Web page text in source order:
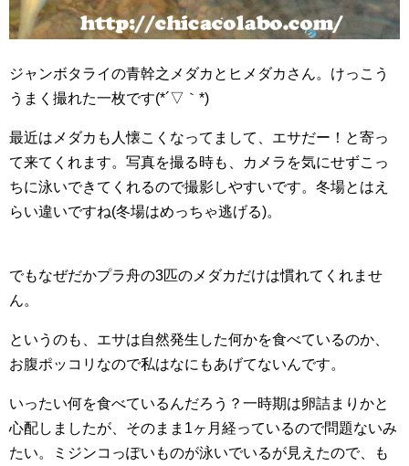
ジャンボタライの青幹之メダカとヒメダカさん。けっこう
うまく撮れた一枚です(*´▽｀*)
最近はメダカも人懐こくなってまして、エサだー！と寄っ
て来てくれます。写真を撮る時も、カメラを気にせずこっ
ちに泳いできてくれるので撮影しやすいです。冬場とはえ
らい違いですね(冬場はめっちゃ逃げる)。
でもなぜだかプラ舟の3匹のメダカだけは慣れてくれませ
ん。
というのも、エサは自然発生した何かを食べているのか、
お腹ポッコリなので私はなにもあげてないんです。
いったい何を食べているんだろう？一時期は卵詰まりかと
心配しましたが、そのまま1ヶ月経っているので問題ないみ
たい。ミジンコっぽいものが泳いでいるが見えたので、も